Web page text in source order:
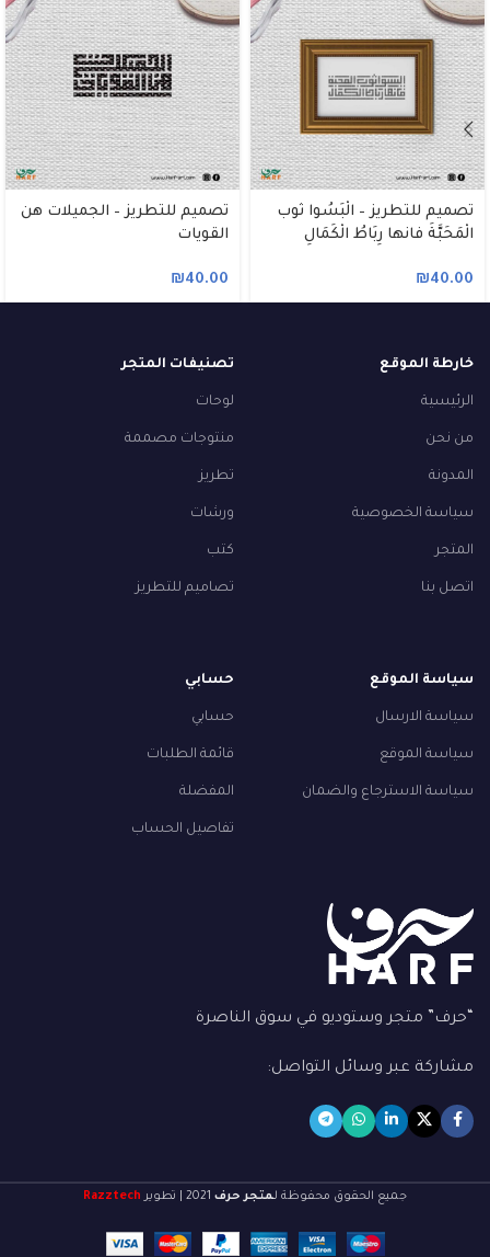
تصميم للتطريز – الْبَسُوا ثوب
الْمَحَبَّةَ فانها رِبَاطُ الْكَمَالِ
₪40.00
تصميم للتطريز – الجميلات هن
القويات
₪40.00
خارطة الموقع
الرئيسية
من نحن
المدونة
سياسة الخصوصية
المتجر
اتصل بنا
تصنيفات المتجر
لوحات
منتوجات مصممة
تطريز
ورشات
كتب
تصاميم للتطريز
سياسة الموقع
سياسة الارسال
سياسة الموقع
سياسة الاسترجاع والضمان
حسابي
حسابي
قائمة الطلبات
المفضلة
تفاصيل الحساب
“حرف” متجر وستوديو في سوق الناصرة
مشاركة عبر وسائل التواصل:
جميع الحقوق محفوظة لـمتجر حرف 2021 | تطوير Razztech